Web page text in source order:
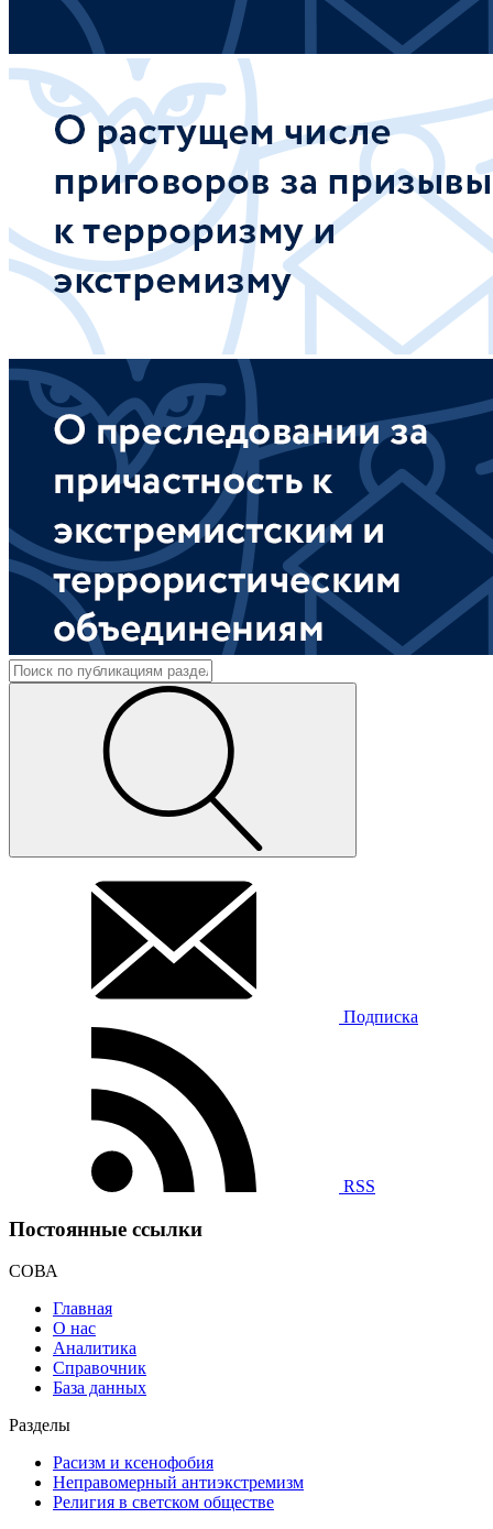
Подписка
RSS
Постоянные ссылки
СОВА
Главная
О нас
Аналитика
Справочник
База данных
Разделы
Расизм и ксенофобия
Неправомерный антиэкстремизм
Религия в светском обществе